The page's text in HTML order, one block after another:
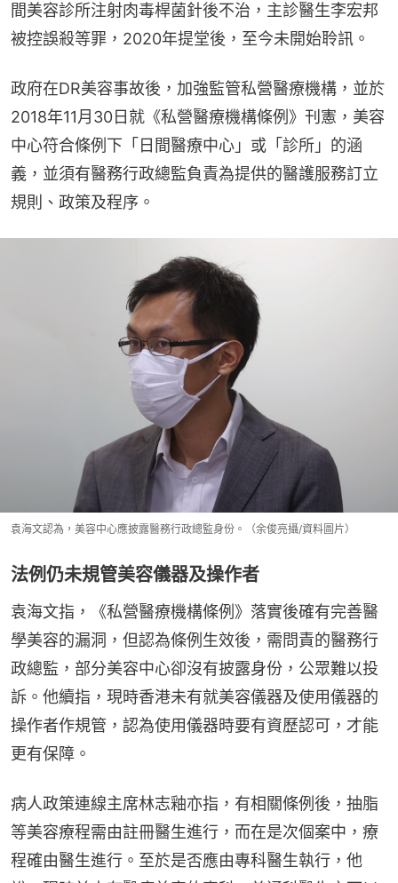
間美容診所注射肉毒桿菌針後不治，主診醫生李宏邦
被控誤殺等罪，2020年提堂後，至今未開始聆訊。
政府在DR美容事故後，加強監管私營醫療機構，並於
2018年11月30日就《私營醫療機構條例》刊憲，美容
中心符合條例下「日間醫療中心」或「診所」的涵
義，並須有醫務行政總監負責為提供的醫護服務訂立
規則、政策及程序。
袁海文認為，美容中心應披露醫務行政總監身份。（余俊亮攝/資料圖片）
法例仍未規管美容儀器及操作者
袁海文指，《私營醫療機構條例》落實後確有完善醫
學美容的漏洞，但認為條例生效後，需問責的醫務行
政總監，部分美容中心卻沒有披露身份，公眾難以投
訴。他續指，現時香港未有就美容儀器及使用儀器的
操作者作規管，認為使用儀器時要有資歷認可，才能
更有保障。
病人政策連線主席林志釉亦指，有相關條例後，抽脂
等美容療程需由註冊醫生進行，而在是次個案中，療
程確由醫生進行。至於是否應由專科醫生執行，他